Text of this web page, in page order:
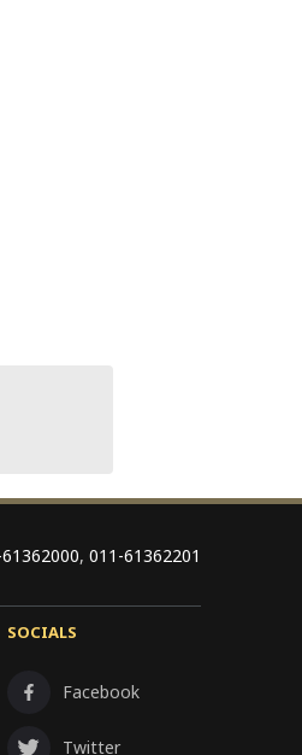
, 011-61362201
SOCIALS
Facebook
Twitter